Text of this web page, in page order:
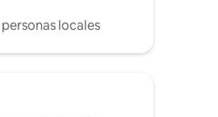
locales